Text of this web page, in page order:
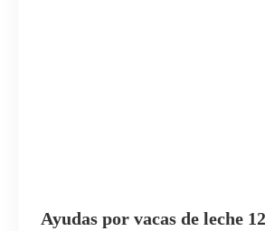
Ayudas por vacas de leche